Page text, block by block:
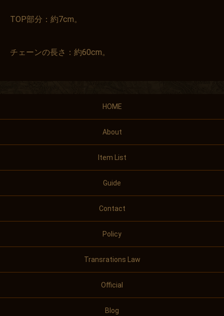
TOP部分：約7cm。
チェーンの長さ：約60cm。
HOME
About
Item List
Guide
Contact
Policy
Transrations Law
Official
Blog